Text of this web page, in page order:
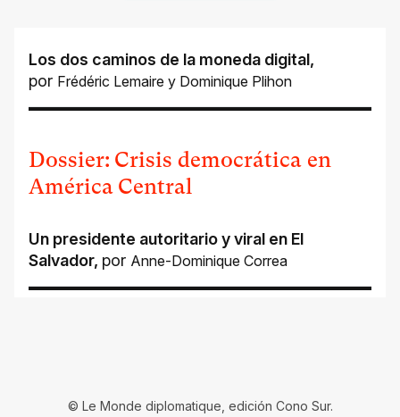
Los dos caminos de la moneda digital,
por Frédéric Lemaire y Dominique Plihon
Dossier: Crisis democrática en
América Central
Un presidente autoritario y viral en El
Salvador, por Anne-Dominique Correa
© Le Monde diplomatique, edición Cono Sur.